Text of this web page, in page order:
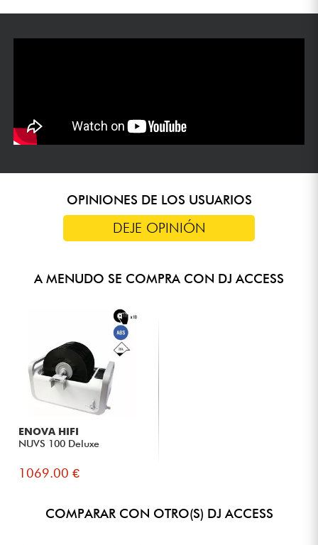
OPINIONES DE LOS USUARIOS
DEJE OPINIÓN
A MENUDO SE COMPRA CON DJ ACCESS
ENOVA HIFI
NUVS 100 Deluxe
1069.00 €
COMPARAR CON OTRO(S) DJ ACCESS